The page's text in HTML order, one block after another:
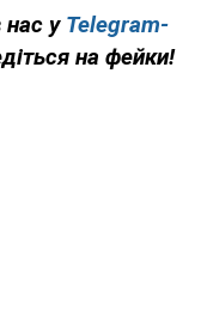
нас у Telegram-
на фейки!